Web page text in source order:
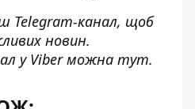
Telegram-канал, щоб
новин.
у Viber можна тут.